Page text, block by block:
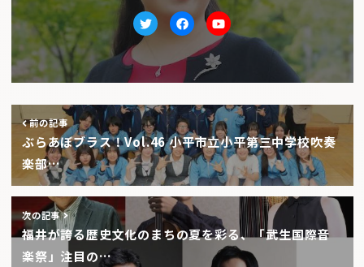
TwitterfacebookYoutube
前の記事
ぶらあぼブラス！Vol.46 小平市立小平第三中学校吹奏
楽部…
次の記事
福井が誇る歴史文化のまちの夏を彩る、「武生国際音
楽祭」注目の…